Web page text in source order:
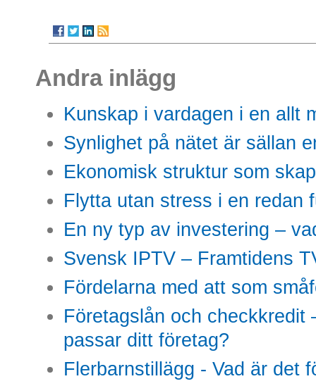
Andra inlägg
Kunskap i vardagen i en allt
Synlighet på nätet är sällan
Ekonomisk struktur som
Flytta utan stress i en redan
En ny typ av investering –
Svensk IPTV – Framtidens
Fördelarna med att som
Företagslån och checkkredit
passar ditt företag?
Flerbarnstillägg - Vad är det